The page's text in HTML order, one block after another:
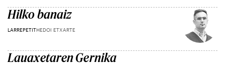
Hilko banaiz
LARREPETITHEDOI ETXARTE
Lauaxetaren Gernika